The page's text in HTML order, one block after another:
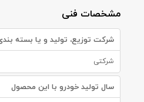
مشخصات فنی
شرکت توزیع، تولید و یا بسته
شرکتی
سال تولید خودرو با این محصول